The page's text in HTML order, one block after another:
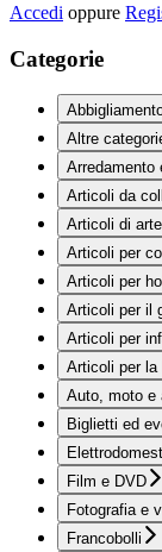
Accedi oppure
Categorie
Altre
Arredamento
Articoli da
Articoli di
Articoli per
Articoli per
Articoli per il
Articoli per
Articoli per
Auto, moto e
Biglietti ed
Film e DVD
Fotografia e
Francobolli